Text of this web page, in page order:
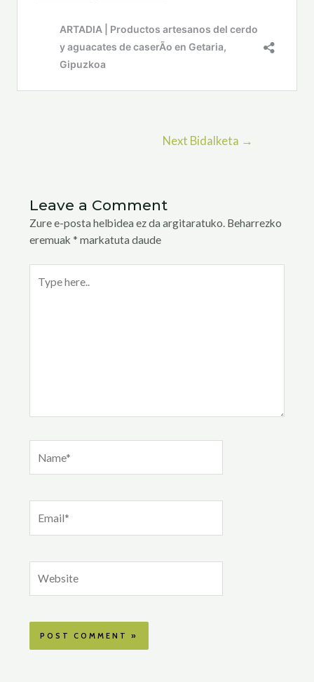
Next Bidalketa →
Leave a Comment
Zure e-posta helbidea ez da argitaratuko. Beharrezko
eremuak * markatuta daude
here..